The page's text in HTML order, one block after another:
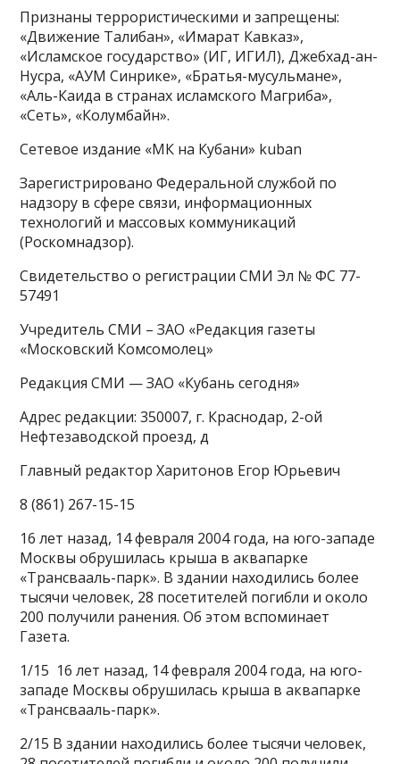
Признаны террористическими и запрещены:
«Движение Талибан», «Имарат Кавказ»,
«Исламское государство» (ИГ, ИГИЛ), Джебхад-ан-
Нусра, «АУМ Синрике», «Братья-мусульмане»,
«Аль-Каида в странах исламского Магриба»,
«Сеть», «Колумбайн».
Сетевое издание «МК на Кубани» kuban
Зарегистрировано Федеральной службой по
надзору в сфере связи, информационных
технологий и массовых коммуникаций
(Роскомнадзор).
Свидетельство о регистрации СМИ Эл № ФС 77-
57491
Учредитель СМИ – ЗАО «Редакция газеты
«Московский Комсомолец»
Редакция СМИ — ЗАО «Кубань сегодня»
Адрес редакции: 350007, г. Краснодар, 2-ой
Нефтезаводской проезд, д
Главный редактор Харитонов Егор Юрьевич
8 (861) 267-15-15
16 лет назад, 14 февраля 2004 года, на юго-западе
Москвы обрушилась крыша в аквапарке
«Трансвааль-парк». В здании находились более
тысячи человек, 28 посетителей погибли и около
200 получили ранения. Об этом вспоминает
Газета.
1/15 16 лет назад, 14 февраля 2004 года, на юго-
западе Москвы обрушилась крыша в аквапарке
«Трансвааль-парк».
2/15 В здании находились более тысячи человек,